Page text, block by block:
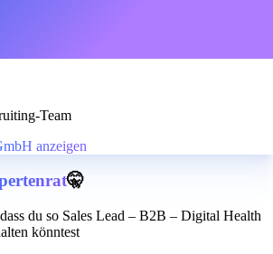
Team
anzeigen
🤫
du so Sales Lead – B2B – Digital Health
könntest